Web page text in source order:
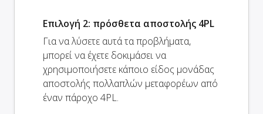
Επιλογή 2: πρόσθετα αποστολής 4PL
Για να λύσετε αυτά τα προβλήματα,
μπορεί να έχετε δοκιμάσει να
χρησιμοποιήσετε κάποιο είδος μονάδας
αποστολής πολλαπλών μεταφορέων από
έναν πάροχο 4PL.